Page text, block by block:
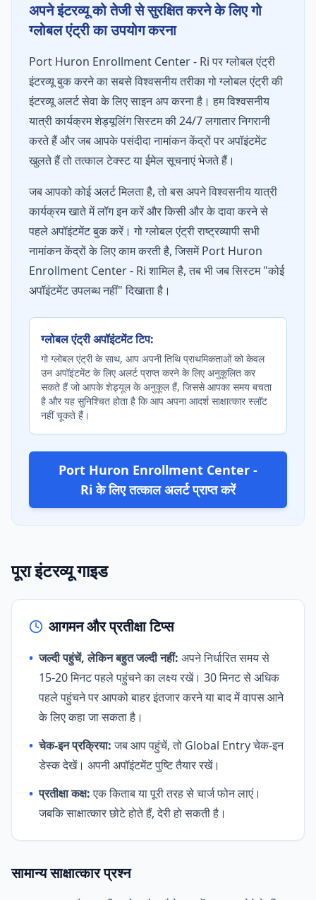
अपने इंटरव्यू को तेजी से सुरक्षित करने के लिए गो
ग्लोबल एंट्री का उपयोग करना
Port Huron Enrollment Center - Ri पर ग्लोबल एंट्री
इंटरव्यू बुक करने का सबसे विश्वसनीय तरीका गो ग्लोबल एंट्री की
इंटरव्यू अलर्ट सेवा के लिए साइन अप करना है। हम विश्वसनीय
यात्री कार्यक्रम शेड्यूलिंग सिस्टम की 24/7 लगातार निगरानी
करते हैं और जब आपके पसंदीदा नामांकन केंद्रों पर अपॉइंटमेंट
खुलते हैं तो तत्काल टेक्स्ट या ईमेल सूचनाएं भेजते हैं।
जब आपको कोई अलर्ट मिलता है, तो बस अपने विश्वसनीय यात्री
कार्यक्रम खाते में लॉग इन करें और किसी और के दावा करने से
पहले अपॉइंटमेंट बुक करें। गो ग्लोबल एंट्री राष्ट्रव्यापी सभी
नामांकन केंद्रों के लिए काम करती है, जिसमें Port Huron
Enrollment Center - Ri शामिल है, तब भी जब सिस्टम "कोई
अपॉइंटमेंट उपलब्ध नहीं" दिखाता है।
ग्लोबल एंट्री अपॉइंटमेंट टिप:
गो ग्लोबल एंट्री के साथ, आप अपनी तिथि प्राथमिकताओं को केवल
उन अपॉइंटमेंट के लिए अलर्ट प्राप्त करने के लिए अनुकूलित कर
सकते हैं जो आपके शेड्यूल के अनुकूल हैं, जिससे आपका समय बचता
है और यह सुनिश्चित होता है कि आप अपना आदर्श साक्षात्कार स्लॉट
नहीं चूकते हैं।
Port Huron Enrollment Center -
Ri के लिए तत्काल अलर्ट प्राप्त करें
पूरा इंटरव्यू गाइड
आगमन और प्रतीक्षा टिप्स
• जल्दी पहुंचें, लेकिन बहुत जल्दी नहीं: अपने निर्धारित समय से
15-20 मिनट पहले पहुंचने का लक्ष्य रखें। 30 मिनट से अधिक
पहले पहुंचने पर आपको बाहर इंतजार करने या बाद में वापस आने
के लिए कहा जा सकता है।
• चेक-इन प्रक्रिया:जब आप पहुंचें, तो Global Entry चेक-इन
डेस्क देखें। अपनी अपॉइंटमेंट पुष्टि तैयार रखें।
• प्रतीक्षा कक्ष:एक किताब या पूरी तरह से चार्ज फोन लाएं।
जबकि साक्षात्कार छोटे होते हैं, देरी हो सकती है।
सामान्य साक्षात्कार प्रश्न